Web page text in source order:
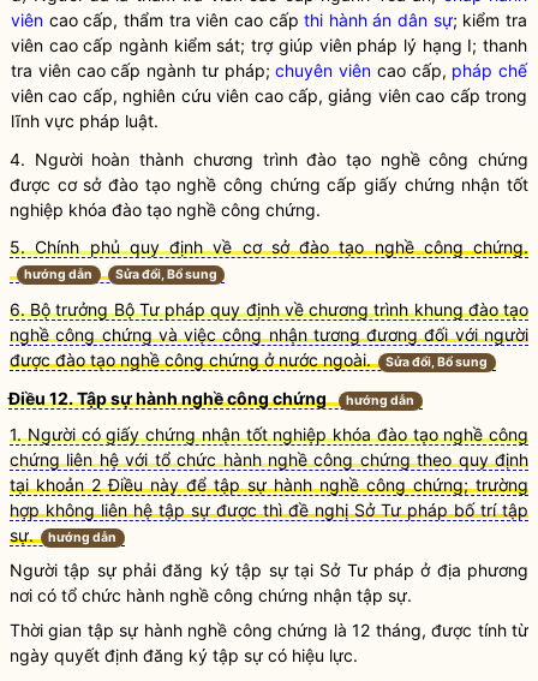
viên cao cấp, thẩm tra viên cao cấpthi hành án dân sự; kiểm tra
viên cao cấp ngành kiểm sát;trợ giúp viên pháp lýhạng I; thanh
tra viên cao cấp ngành tư pháp;chuyên viên cao cấp, pháp chế
viên cao cấp, nghiên cứu viên cao cấp, giảng viên cao cấp trong
lĩnh vực pháp luật.
4. Người hoàn thành chương trình đào tạo nghềcông chứng
được cơ sở đào tạo nghề công chứng cấp giấy chứng nhận tốt
nghiệp khóa đào tạo nghề công chứng.
5. Chính phủ quy định về cơ sở đào tạo nghề công chứng.
hướng dẫn Sửa đổi, Bổ sung
6. Bộ trưởng Bộ Tư pháp quy định về chương trình khung đào tạo
nghề công chứng và việc công nhận tương đương đối với người
được đào tạo nghề công chứng ở nước ngoài.
Sửa đổi, Bổ sung
Điều 12. Tập sự hành nghề công chứng hướng dẫn
1. Người có giấy chứng nhận tốt nghiệp khóa đào tạo nghề công
chứng liên hệ với tổ chức hành nghề công chứng theo quy định
tại khoản 2 Điều này để tập sự hành nghề công chứng; trường
hợp không liên hệ tập sự được thì đề nghị Sở Tư pháp bố trí tập
sự.
hướng dẫn
Người tập sự phải đăng ký tập sự tại Sở Tư pháp ở địa phương
nơi có tổ chức hành nghề công chứng nhận tập sự.
Thời gian tập sự hành nghề công chứng là 12 tháng, được tính từ
ngày quyết định đăng ký tập sự có hiệu lực.